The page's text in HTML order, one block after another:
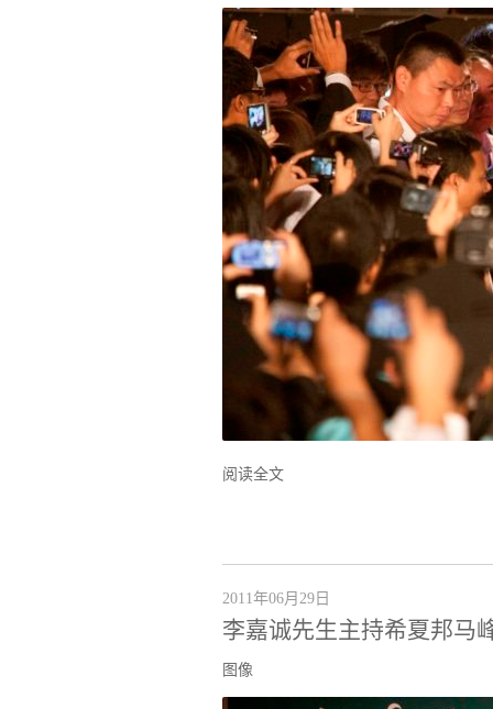
阅读全文
2011年06月29日
李嘉诚先生主持希夏邦马
图像